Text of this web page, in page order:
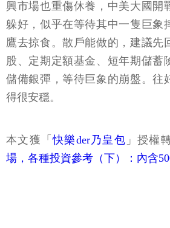
興市場也重傷休養，中美大國開
躲好，似乎在等待其中一隻巨象
鷹去掠食。散戶能做的，建議先
股、定期定額基金、短年期儲蓄
儲備銀彈，等待巨象的崩盤。往
得很安穩。
本文獲「快樂der乃皇包 」授權
場，各種投資參考（下）：內含